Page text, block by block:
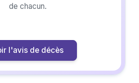
de chacun.
l'avis de décès